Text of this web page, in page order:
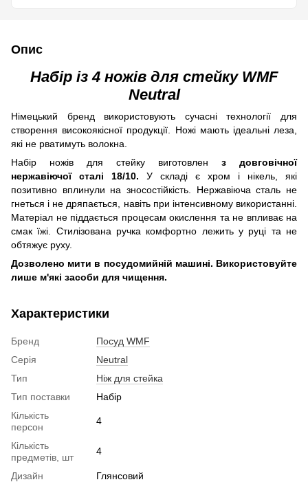
Опис
Набір із 4 ножів для стейку WMF
Neutral
Німецький бренд використовують сучасні технології для
створення високоякісної продукції. Ножі мають ідеальні леза,
які не рватимуть волокна.
Набір ножів для стейку виготовлен з довговічної
нержавіючої сталі 18/10. У складі є хром і нікель, які
позитивно вплинули на зносостійкість. Нержавіюча сталь не
гнеться і не дряпається, навіть при інтенсивному використанні.
Матеріал не піддається процесам окислення та не впливає на
смак їжі. Стилізована ручка комфортно лежить у руці та не
обтяжує руху.
Дозволено мити в посудомийній машині. Використовуйте
лише м'які засоби для чищення.
Характеристики
Бренд
Посуд WMF
Серія
Neutral
Тип
Ніж для стейка
Тип поставки
Набір
Кількість
персон
4
Кількість
предметів, шт
4
Дизайн
Глянсовий